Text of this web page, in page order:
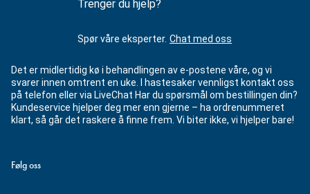
Trenger du hjelp?
Spør våre eksperter. Chat med oss
Det er midlertidig kø i behandlingen av e-postene våre, og vi
svarer innen omtrent en uke. I hastesaker vennligst kontakt oss
på telefon eller via LiveChat Har du spørsmål om bestillingen din?
Kundeservice hjelper deg mer enn gjerne – ha ordrenummeret
klart, så går det raskere å finne frem. Vi biter ikke, vi hjelper bare!
Følg oss